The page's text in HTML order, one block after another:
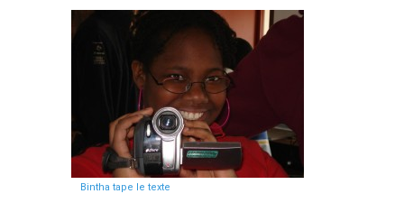
Bintha tape le texte